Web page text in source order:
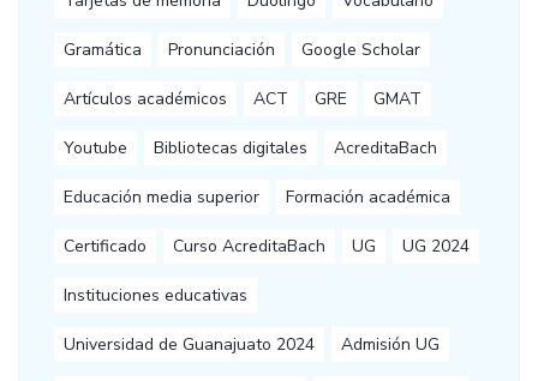
Gramática Pronunciación Google Scholar
Artículos académicos ACT GRE GMAT
Youtube Bibliotecas digitales AcreditaBach
Educación media superior Formación académica
Certificado Curso AcreditaBach UG UG 2024
Instituciones educativas
Universidad de Guanajuato 2024 Admisión UG